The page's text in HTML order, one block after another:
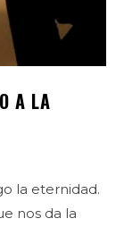
A LA
la eternidad.
nos da la